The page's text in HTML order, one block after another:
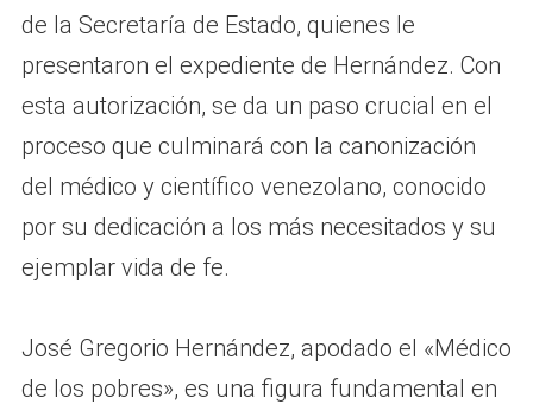
de la Secretaría de Estado, quienes le
presentaron el expediente de Hernández. Con
esta autorización, se da un paso crucial en el
proceso que culminará con la canonización
del médico y científico venezolano, conocido
por su dedicación a los más necesitados y su
ejemplar vida de fe.
José Gregorio Hernández, apodado el «Médico
de los pobres», es una figura fundamental en